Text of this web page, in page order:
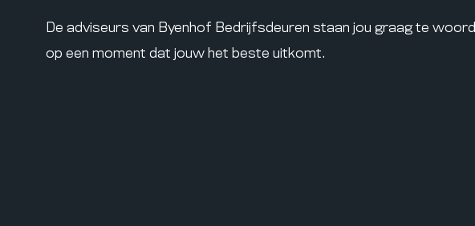
De adviseurs van Byenhof Bedrijfsdeuren staan jou graag te woord
op een moment dat jouw het beste uitkomt.